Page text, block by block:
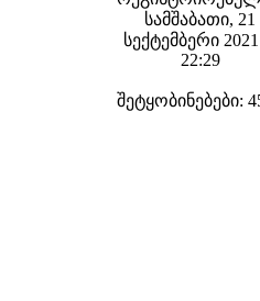
სამშაბათი, 21
სექტემბერი
22:29
შეტყობინებები: